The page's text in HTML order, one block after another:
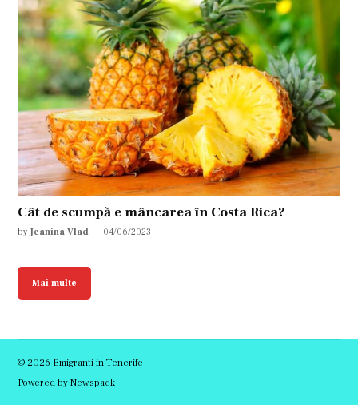
Cât de scumpă e mâncarea în Costa Rica?
by Jeanina Vlad 04/06/2023
Mai multe
© 2026 Emigranti in Tenerife
Powered by Newspack